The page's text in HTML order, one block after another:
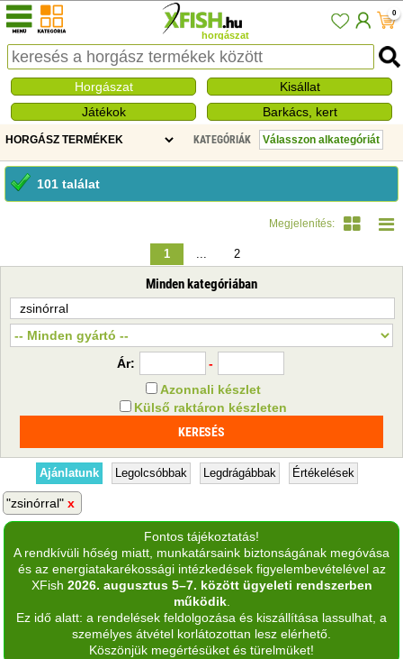
horgászat
0
Horgászat
Kisállat
Játékok
Barkács, kert
KATEGÓRIÁK
101 találat
Megjelenítés:
1 ... 2
Minden kategóriában
Ár:
-
Azonnali készlet
Külső raktáron készleten
Ajánlatunk Legolcsóbbak Legdrágábbak Értékelések
"zsinórral"
Fontos tájékoztatás!
A rendkívüli hőség miatt, munkatársaink biztonságának megóvása
és az energiatakarékossági intézkedések figyelembevételével az
XFish 2026. augusztus 5–7. között ügyeleti rendszerben
működik.
Ez idő alatt: a rendelések feldolgozása és kiszállítása lassulhat, a
személyes átvétel korlátozottan lesz elérhető.
Köszönjük megértésüket és türelmüket!